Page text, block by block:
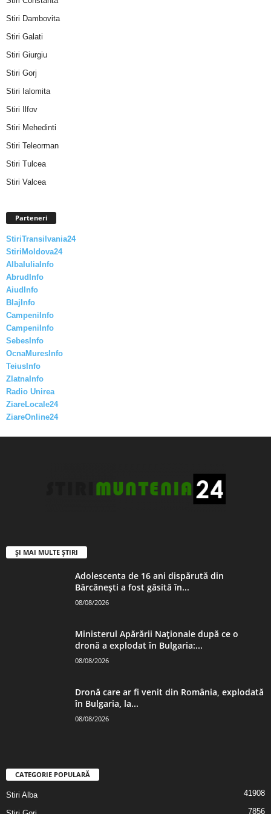
Stiri Dambovita
Stiri Galati
Stiri Giurgiu
Stiri Gorj
Stiri Ialomita
Stiri Ilfov
Stiri Mehedinti
Stiri Teleorman
Stiri Tulcea
Stiri Valcea
Parteneri
StiriTransilvania24
StiriMoldova24
AlbaIuliaInfo
AbrudInfo
AiudInfo
BlajInfo
CampeniInfo
CampeniInfo
SebesInfo
OcnaMuresInfo
TeiusInfo
ZlatnaInfo
Radio Unirea
ZiareLocale24
ZiareOnline24
ȘI MAI MULTE ȘTIRI
Adolescenta de 16 ani dispărută din
Bărcănești a fost găsită în...
08/08/2026
Ministerul Apărării Naționale după ce o
dronă a explodat în Bulgaria:...
08/08/2026
Dronă care ar fi venit din România, explodată
în Bulgaria, la...
08/08/2026
CATEGORIE POPULARĂ
Stiri Alba 41908
7856